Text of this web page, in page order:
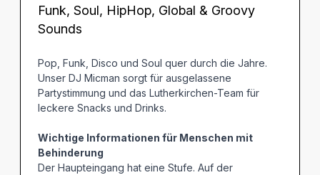
Funk, Soul, HipHop, Global & Groovy
Sounds
Pop, Funk, Disco und Soul quer durch die Jahre.
Unser DJ Micman sorgt für ausgelassene
Partystimmung und das Lutherkirchen-Team für
leckere Snacks und Drinks.
Wichtige Informationen für Menschen mit
Behinderung
Der Haupteingang hat eine Stufe. Auf der